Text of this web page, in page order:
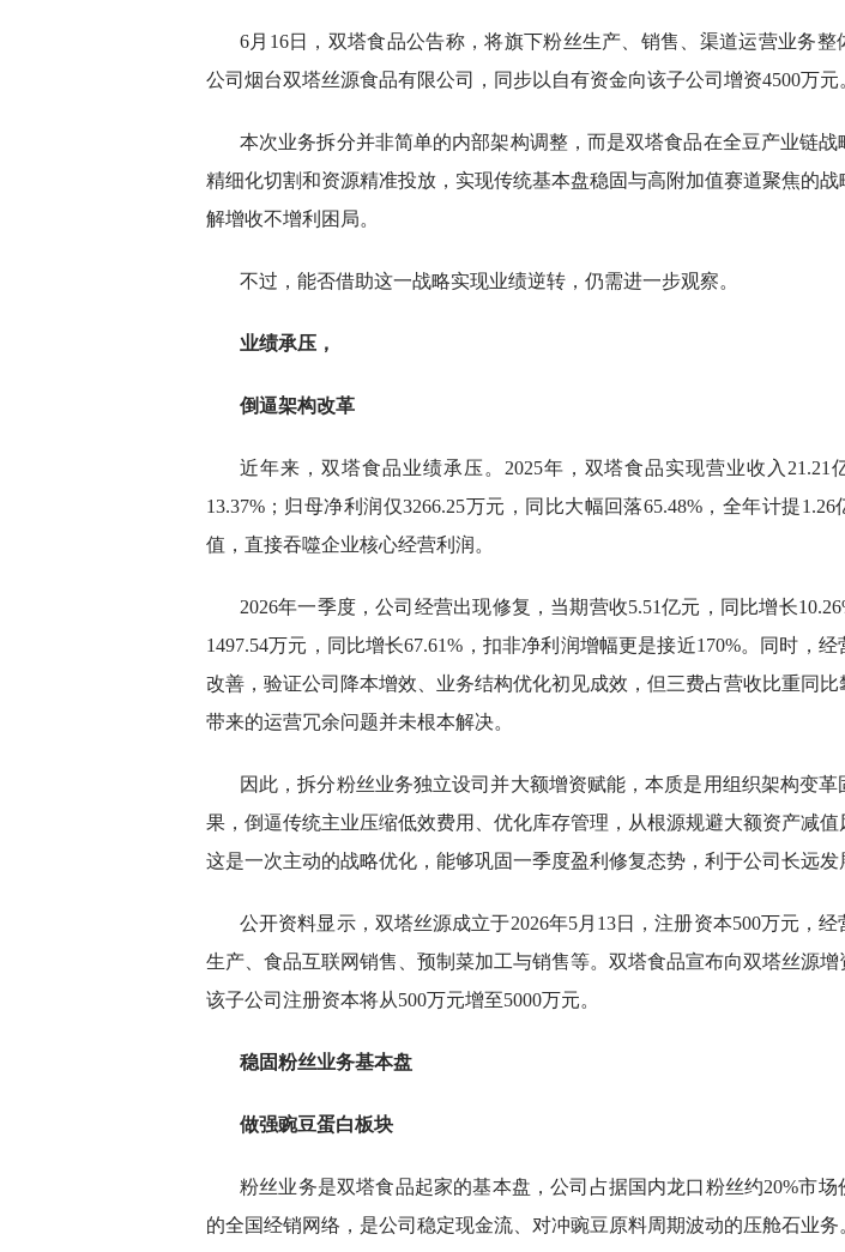
6月16日，双塔食品公告称，将旗下粉丝生产、销售、渠道运营业务整
公司烟台双塔丝源食品有限公司，同步以自有资金向该子公司增资4500万元
本次业务拆分并非简单的内部架构调整，而是双塔食品在全豆产业链战
精细化切割和资源精准投放，实现传统基本盘稳固与高附加值赛道聚焦的战
解增收不增利困局。
不过，能否借助这一战略实现业绩逆转，仍需进一步观察。
业绩承压，
倒逼架构改革
近年来，双塔食品业绩承压。2025年，双塔食品实现营业收入21.21
13.37%；归母净利润仅3266.25万元，同比大幅回落65.48%，全年计提
值，直接吞噬企业核心经营利润。
2026年一季度，公司经营出现修复，当期营收5.51亿元，同比增长
1497.54万元，同比增长67.61%，扣非净利润增幅更是接近170%。同时，
改善，验证公司降本增效、业务结构优化初见成效，但三费占营收比重同比
带来的运营冗余问题并未根本解决。
因此，拆分粉丝业务独立设司并大额增资赋能，本质是用组织架构变革
果，倒逼传统主业压缩低效费用、优化库存管理，从根源规避大额资产减值
这是一次主动的战略优化，能够巩固一季度盈利修复态势，利于公司长远发
公开资料显示，双塔丝源成立于2026年5月13日，注册资本500万元，
生产、食品互联网销售、预制菜加工与销售等。双塔食品宣布向双塔丝源增
该子公司注册资本将从500万元增至5000万元。
稳固粉丝业务基本盘
做强豌豆蛋白板块
粉丝业务是双塔食品起家的基本盘，公司占据国内龙口粉丝约20%市场
的全国经销网络，是公司稳定现金流、对冲豌豆原料周期波动的压舱石业务